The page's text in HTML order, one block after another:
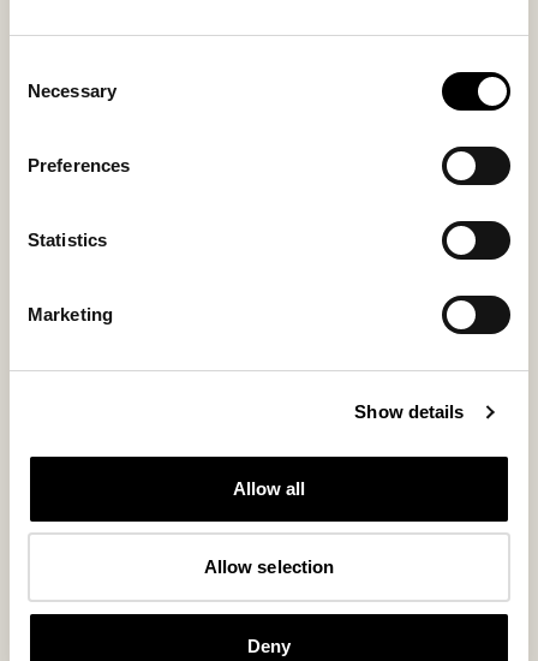
Selection
Necessary
Preferences
Statistics
Marketing
Show details
Allow all
Allow selection
Deny
Kim Boots
im Alltag
Meghan Boots
Weiche Boots aus Wolle und Leder
Smilla Boots
Knöchelhohe Lammfell‑Boots mit